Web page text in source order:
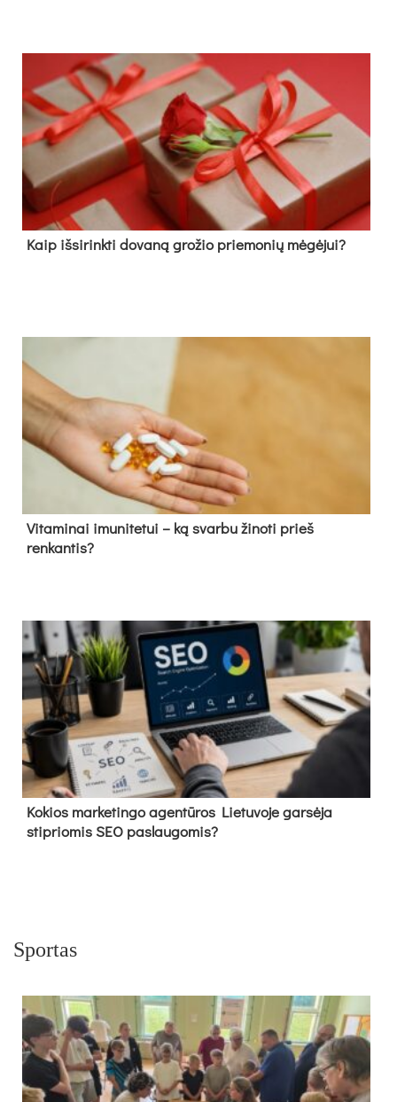
Kaip išsirinkti dovaną grožio priemonių mėgėjui?
Vitaminai imunitetui – ką svarbu žinoti prieš
renkantis?
Kokios marketingo agentūros Lietuvoje garsėja
stipriomis SEO paslaugomis?
Sportas